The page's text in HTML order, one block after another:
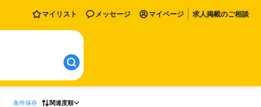
マイリスト メッセージ マイページ 求人掲載のご相談
条件保存 関連度順